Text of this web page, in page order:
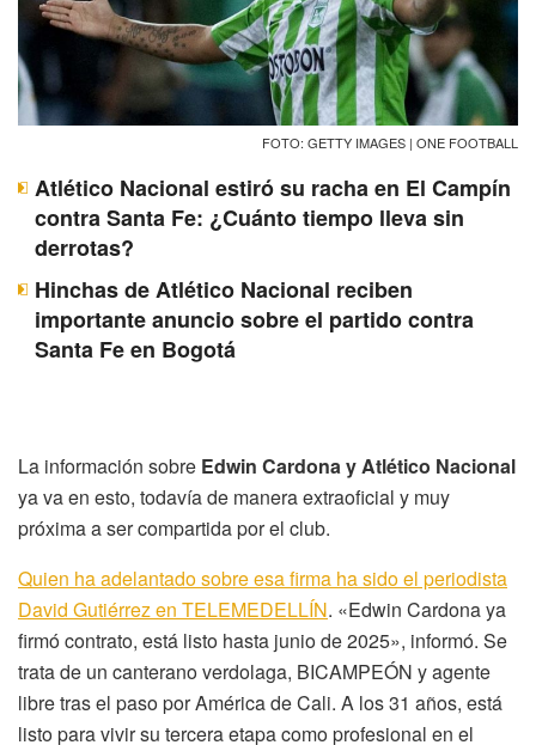
FOTO: GETTY IMAGES | ONE FOOTBALL
Atlético Nacional estiró su racha en El Campín
contra Santa Fe: ¿Cuánto tiempo lleva sin
derrotas?
Hinchas de Atlético Nacional reciben
importante anuncio sobre el partido contra
Santa Fe en Bogotá
La información sobre Edwin Cardona y Atlético Nacional
ya va en esto, todavía de manera extraoficial y muy
próxima a ser compartida por el club.
Quien ha adelantado sobre esa firma ha sido el periodista
David Gutiérrez en TELEMEDELLÍN. «Edwin Cardona ya
firmó contrato, está listo hasta junio de 2025», informó. Se
trata de un canterano verdolaga, BICAMPEÓN y agente
libre tras el paso por América de Cali. A los 31 años, está
listo para vivir su tercera etapa como profesional en el